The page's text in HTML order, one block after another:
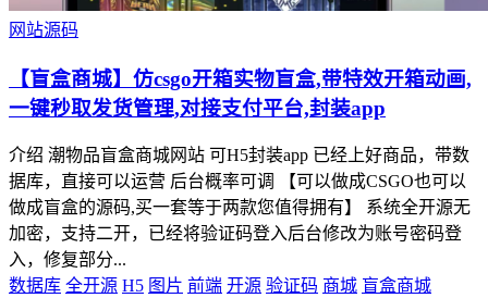
网站源码
【盲盒商城】仿csgo开箱实物盲盒,带特效开箱动画,
一键秒取发货管理,对接支付平台,封装app
介绍 潮物品盲盒商城网站 可H5封装app 已经上好商品，带数
据库，直接可以运营 后台概率可调 【可以做成CSGO也可以
做成盲盒的源码,买一套等于两款您值得拥有】 系统全开源无
加密，支持二开，已经将验证码登入后台修改为账号密码登
入，修复部分...
数据库 全开源 H5 图片 前端 开源 验证码 商城 盲盒商城